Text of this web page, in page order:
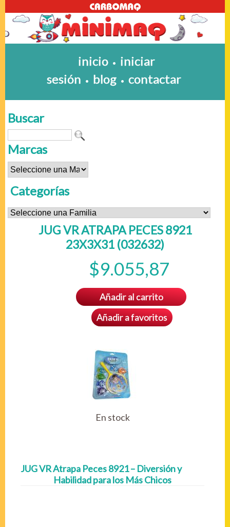
inicio • iniciar
sesión • blog • contactar
Buscar
Marcas
Categorías
JUG VR ATRAPA PECES 8921
23X3X31 (032632)
$9.055,87
Añadir al carrito
Añadir a favoritos
En stock
JUG VR Atrapa Peces 8921 – Diversión y
Habilidad para los Más Chicos